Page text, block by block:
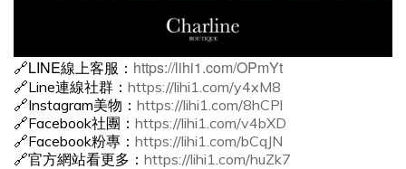
🔗LINE線上客服： https://lihi1.com/OPmYt
🔗Line連線社群： https://lihi1.com/y4xM8
🔗Instagram美物： https://lihi1.com/8hCPl
🔗Facebook社團： https://lihi1.com/v4bXD
🔗Facebook粉專： https://lihi1.com/bCqJN
🔗官方網站看更多： https://lihi1.com/huZk7